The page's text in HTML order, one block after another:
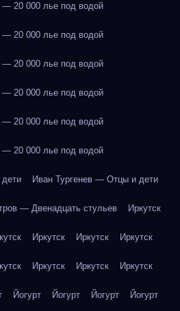
20 000 лье под водой
20 000 лье под водой
20 000 лье под водой
20 000 лье под водой
20 000 лье под водой
20 000 лье под водой
Иван Тургенев — Отцы и дети
— Двенадцать стульев Иркутск
Иркутск Иркутск Иркутск
Иркутск Иркутск Иркутск
Йогурт Йогурт Йогурт Йогурт